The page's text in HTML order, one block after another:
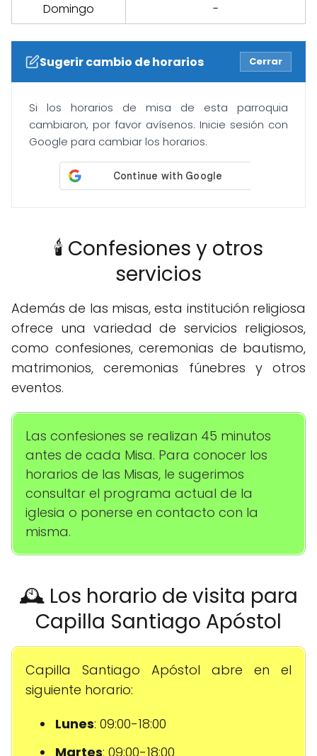
Domingo
-
Sugerir cambio de horarios Cerrar
Si los horarios de misa de esta parroquia
cambiaron, por favor avísenos. Inicie sesión con
Google para cambiar los horarios.
🕯️ Confesiones y otros
servicios
Además de las misas, esta institución religiosa
ofrece una variedad de servicios religiosos,
como confesiones, ceremonias de bautismo,
matrimonios, ceremonias fúnebres y otros
eventos.
Las confesiones se realizan 45 minutos
antes de cada Misa. Para conocer los
horarios de las Misas, le sugerimos
consultar el programa actual de la
iglesia o ponerse en contacto con la
misma.
🕰️ Los horario de visita para
Capilla Santiago Apóstol
Capilla Santiago Apóstol abre en el
siguiente horario:
Lunes: 09:00-18:00
Martes: 09:00-18:00